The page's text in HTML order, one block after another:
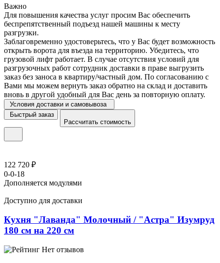
Важно
Для повышения качества услуг просим Вас обеспечить
беспрепятственный подъезд нашей машины к месту
разгрузки.
Заблаговременно удостоверьтесь, что у Вас будет возможность
открыть ворота для въезда на территорию. Убедитесь, что
грузовой лифт работает. В случае отсутствия условий для
разгрузочных работ сотрудник доставки в праве выгрузить
заказ без заноса в квартиру/частный дом. По согласованию с
Вами мы можем вернуть заказ обратно на склад и доставить
вновь в другой удобный для Вас день за повторную оплату.
Условия доставки и самовывоза
Быстрый заказ
Рассчитать стоимость
122 720 ₽
0-0-18
Дополняется модулями
Доступно для доставки
Кухня "Лаванда" Молочный / "Астра" Изумруд
180 см на 220 см
Нет отзывов